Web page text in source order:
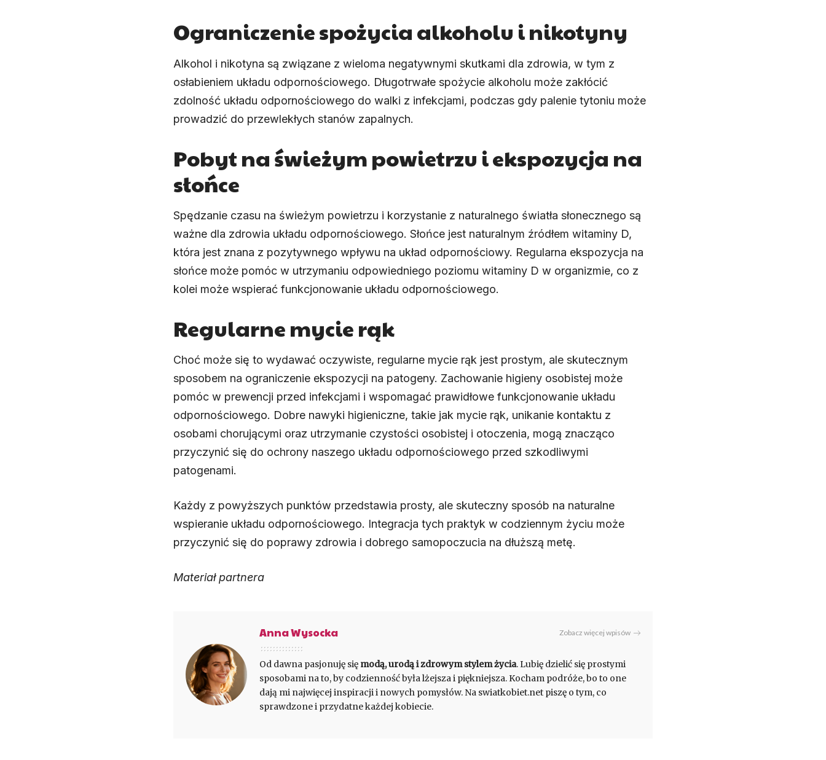
Ograniczenie spożycia alkoholu i nikotyny
Alkohol i nikotyna są związane z wieloma negatywnymi skutkami dla zdrowia, w tym z
osłabieniem układu odpornościowego. Długotrwałe spożycie alkoholu może zakłócić
zdolność układu odpornościowego do walki z infekcjami, podczas gdy palenie tytoniu może
prowadzić do przewlekłych stanów zapalnych.
Pobyt na świeżym powietrzu i ekspozycja na
słońce
Spędzanie czasu na świeżym powietrzu i korzystanie z naturalnego światła słonecznego są
ważne dla zdrowia układu odpornościowego. Słońce jest naturalnym źródłem witaminy D,
która jest znana z pozytywnego wpływu na układ odpornościowy. Regularna ekspozycja na
słońce może pomóc w utrzymaniu odpowiedniego poziomu witaminy D w organizmie, co z
kolei może wspierać funkcjonowanie układu odpornościowego.
Regularne mycie rąk
Choć może się to wydawać oczywiste, regularne mycie rąk jest prostym, ale skutecznym
sposobem na ograniczenie ekspozycji na patogeny. Zachowanie higieny osobistej może
pomóc w prewencji przed infekcjami i wspomagać prawidłowe funkcjonowanie układu
odpornościowego. Dobre nawyki higieniczne, takie jak mycie rąk, unikanie kontaktu z
osobami chorującymi oraz utrzymanie czystości osobistej i otoczenia, mogą znacząco
przyczynić się do ochrony naszego układu odpornościowego przed szkodliwymi
patogenami.
Każdy z powyższych punktów przedstawia prosty, ale skuteczny sposób na naturalne
wspieranie układu odpornościowego. Integracja tych praktyk w codziennym życiu może
przyczynić się do poprawy zdrowia i dobrego samopoczucia na dłuższą metę.
Materiał partnera
Anna Wysocka Zobacz więcej wpisów
Od dawna pasjonuję się modą, urodą i zdrowym stylem życia. Lubię dzielić się prostymi
sposobami na to, by codzienność była lżejsza i piękniejsza. Kocham podróże, bo to one
dają mi najwięcej inspiracji i nowych pomysłów. Na swiatkobiet.net piszę o tym, co
sprawdzone i przydatne każdej kobiecie.